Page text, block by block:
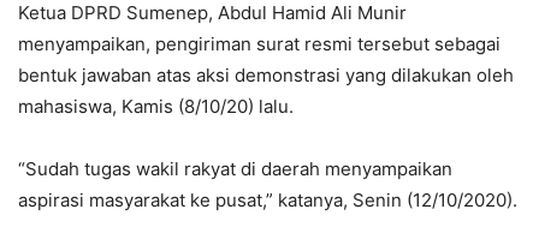
Ketua DPRD Sumenep, Abdul Hamid Ali Munir
menyampaikan, pengiriman surat resmi tersebut sebagai
bentuk jawaban atas aksi demonstrasi yang dilakukan oleh
mahasiswa, Kamis (8/10/20) lalu.
“Sudah tugas wakil rakyat di daerah menyampaikan
aspirasi masyarakat ke pusat,” katanya, Senin (12/10/2020).